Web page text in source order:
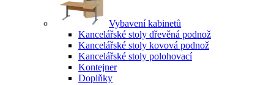
Vybavení kabinetů
Kancelářské stoly dřevěná podnož
Kancelářské stoly kovová podnož
Kancelářské stoly polohovací
Kontejner
Doplňky